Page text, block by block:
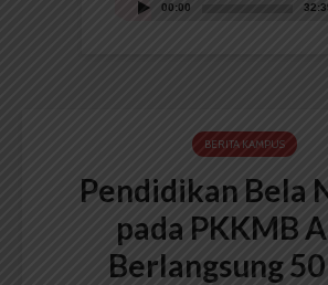
00:00
BERITA KAMPUS
Pendidikan Bela
pada PKKMB
Berlangsung